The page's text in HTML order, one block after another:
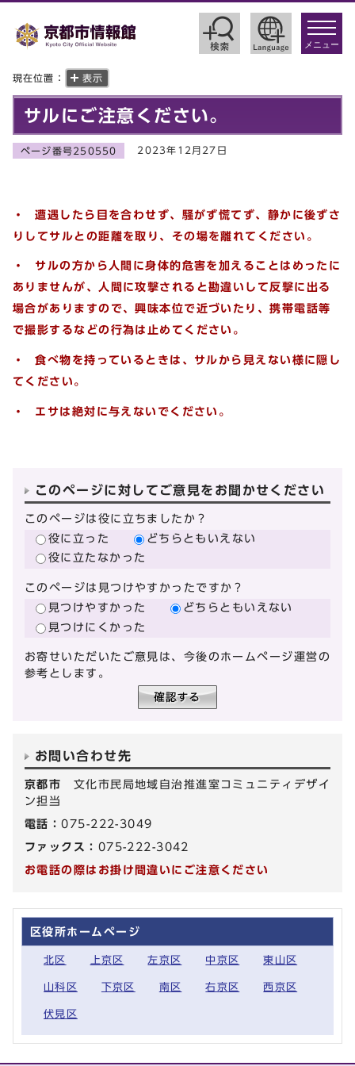
toggle
メニュー
現在位置： 表示
サルにご注意ください。
ページ番号250550 2023年12月27日
・ 遭遇したら目を合わせず、騒がず慌てず、静かに後ずさ
りしてサルとの距離を取り、その場を離れてください。
・ サルの方から人間に身体的危害を加えることはめったに
ありませんが、人間に攻撃されると勘違いして反撃に出る
場合がありますので、興味本位で近づいたり、携帯電話等
で撮影するなどの行為は止めてください。
・ 食べ物を持っているときは、サルから見えない様に隠し
てください。
・ エサは絶対に与えないでください。
このページに対してご意見をお聞かせください
このページは役に立ちましたか？
役に立った
どちらともいえない
役に立たなかった
このページは見つけやすかったですか？
見つけやすかった
どちらともいえない
見つけにくかった
お寄せいただいたご意見は、今後のホームページ運営の
参考とします。
お問い合わせ先
京都市 文化市民局地域自治推進室コミュニティデザイ
ン担当
電話：075-222-3049
ファックス： 075-222-3042
お電話の際はお掛け間違いにご注意ください
区役所ホームページ
北区 上京区 左京区 中京区 東山区
山科区 下京区 南区 右京区 西京区
伏見区